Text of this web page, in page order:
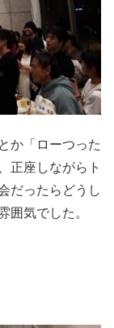
か「ローつった
正座しながらト
だったらどうし
囲気でした。